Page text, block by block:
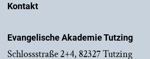
Evangelische Akademie Tutzing
Schlossstraße 2+4, 82327 Tutzing
Kontakt